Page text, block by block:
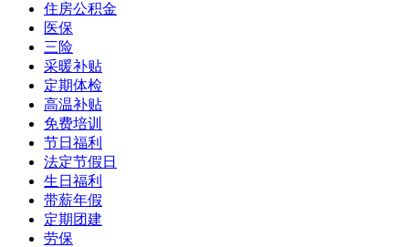
住房公积金
医保
三险
采暖补贴
定期体检
高温补贴
免费培训
节日福利
法定节假日
生日福利
带薪年假
定期团建
劳保